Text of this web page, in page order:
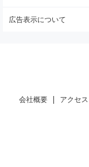
広告表示について
会社概要 アクセス